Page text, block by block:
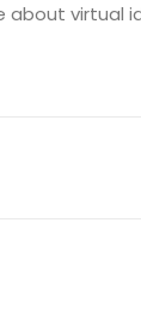
about virtual